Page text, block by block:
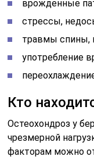
врожденные
стрессы,
травмы спины,
употребление
Кто
Остеохондроз у
чрезмерной
факторам можно